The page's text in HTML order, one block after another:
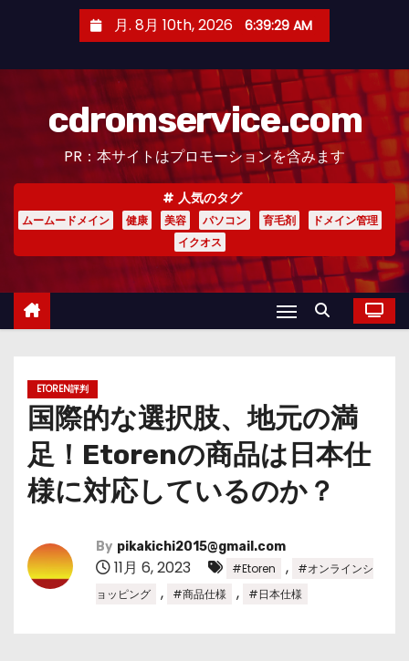
月. 8月 10th, 2026 6:39:30 AM
cdromservice.com
PR：本サイトはプロモーションを含みます
人気のタグ
ムームードメイン 健康 美容 パソコン 育毛剤
ドメイン管理
イクオス
ETOREN評判
国際的な選択肢、地元の満
足！Etorenの商品は日本仕
様に対応しているのか？
By pikakichi2015@gmail.com
11月 6, 2023 #Etoren ,
#オンラインシ
ョッピング
, #商品仕様 , #日本仕様